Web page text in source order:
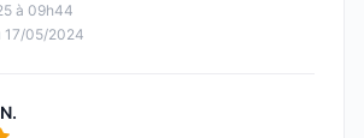
à 09h44
17/05/2024